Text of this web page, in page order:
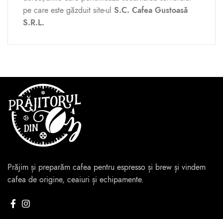
pe care este găzduit site-ul S.C. Cafea Gustoasă
S.R.L.
Prăjim și preparăm cafea pentru espresso și brew și vindem
cafea de origine, ceaiuri și echipamente.